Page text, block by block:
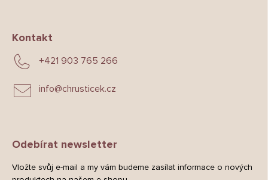
Kontakt
info@chrusticek.cz
+421 903 765 266
Odebírat newsletter
Vložte svůj e-mail a my vám budeme zasílat informace o nových